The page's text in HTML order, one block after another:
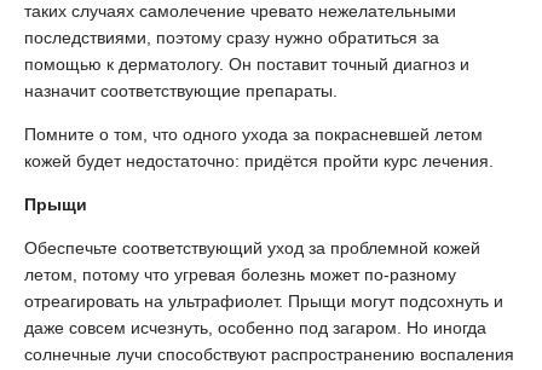
таких случаях самолечение чревато нежелательными
последствиями, поэтому сразу нужно обратиться за
помощью к дерматологу. Он поставит точный диагноз и
назначит соответствующие препараты.
Помните о том, что одного ухода за покрасневшей летом
кожей будет недостаточно: придётся пройти курс лечения.
Прыщи
Обеспечьте соответствующий уход за проблемной кожей
летом, потому что угревая болезнь может по-разному
отреагировать на ультрафиолет. Прыщи могут подсохнуть и
даже совсем исчезнуть, особенно под загаром. Но иногда
солнечные лучи способствуют распространению воспаления